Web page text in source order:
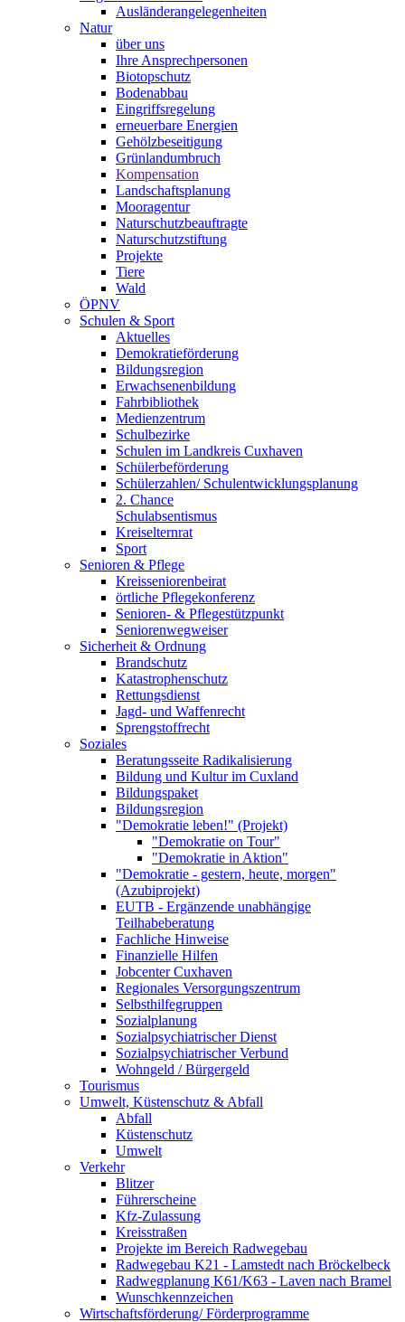
Ausländerangelegenheiten
Natur
über uns
Ihre Ansprechpersonen
Biotopschutz
Bodenabbau
Eingriffsregelung
erneuerbare Energien
Gehölzbeseitigung
Grünlandumbruch
Kompensation
Landschaftsplanung
Mooragentur
Naturschutzbeauftragte
Naturschutzstiftung
Projekte
Tiere
Wald
ÖPNV
Schulen & Sport
Aktuelles
Demokratieförderung
Bildungsregion
Erwachsenenbildung
Fahrbibliothek
Medienzentrum
Schulbezirke
Schulen im Landkreis Cuxhaven
Schülerbeförderung
Schülerzahlen/ Schulentwicklungsplanung
2. Chance
Schulabsentismus
Kreiselternrat
Sport
Senioren & Pflege
Kreisseniorenbeirat
örtliche Pflegekonferenz
Senioren- & Pflegestützpunkt
Seniorenwegweiser
Sicherheit & Ordnung
Brandschutz
Katastrophenschutz
Rettungsdienst
Jagd- und Waffenrecht
Sprengstoffrecht
Soziales
Beratungsseite Radikalisierung
Bildung und Kultur im Cuxland
Bildungspaket
Bildungsregion
"Demokratie leben!" (Projekt)
"Demokratie on Tour"
"Demokratie in Aktion"
"Demokratie - gestern, heute, morgen"
(Azubiprojekt)
EUTB - Ergänzende unabhängige
Teilhabeberatung
Fachliche Hinweise
Finanzielle Hilfen
Jobcenter Cuxhaven
Regionales Versorgungszentrum
Selbsthilfegruppen
Sozialplanung
Sozialpsychiatrischer Dienst
Sozialpsychiatrischer Verbund
Wohngeld / Bürgergeld
Tourismus
Umwelt, Küstenschutz & Abfall
Abfall
Küstenschutz
Umwelt
Verkehr
Blitzer
Führerscheine
Kfz-Zulassung
Kreisstraßen
Projekte im Bereich Radwegebau
Radwegebau K21 - Lamstedt nach Bröckelbeck
Radwegplanung K61/K63 - Laven nach Bramel
Wunschkennzeichen
Wirtschaftsförderung/ Förderprogramme